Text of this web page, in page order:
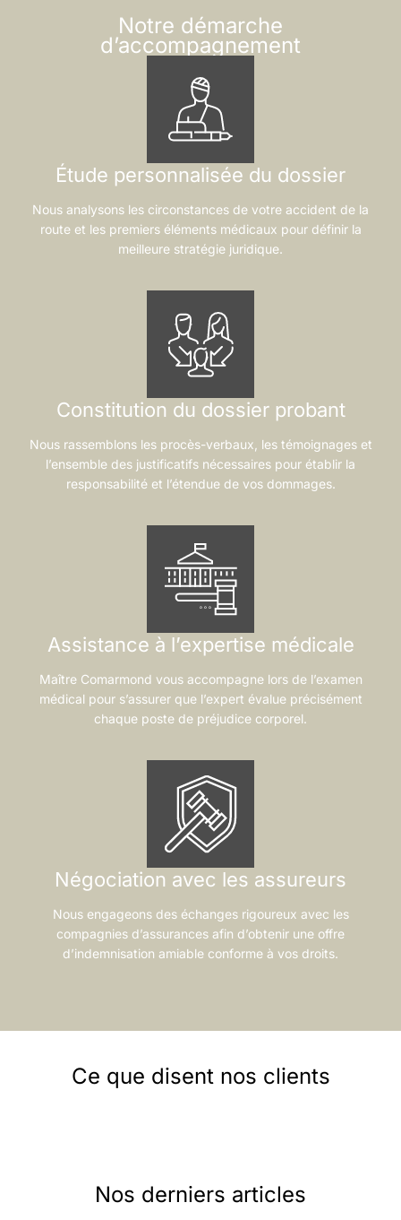
Notre démarche
d’accompagnement
Étude personnalisée du dossier
Nous analysons les circonstances de votre accident de la
route et les premiers éléments médicaux pour définir la
meilleure stratégie juridique.
Constitution du dossier probant
Nous rassemblons les procès-verbaux, les témoignages et
l’ensemble des justificatifs nécessaires pour établir la
responsabilité et l’étendue de vos dommages.
Assistance à l’expertise médicale
Maître Comarmond vous accompagne lors de l’examen
médical pour s’assurer que l’expert évalue précisément
chaque poste de préjudice corporel.
Négociation avec les assureurs
Nous engageons des échanges rigoureux avec les
compagnies d’assurances afin d’obtenir une offre
d’indemnisation amiable conforme à vos droits.
Ce que disent nos clients
Nos derniers articles